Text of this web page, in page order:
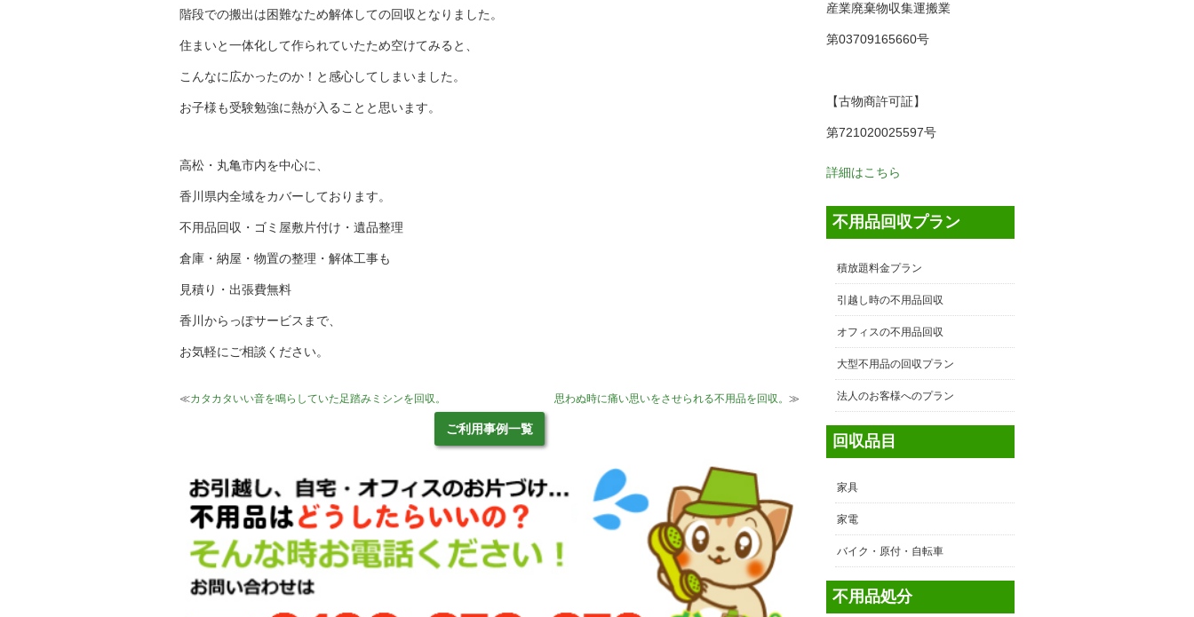
階段での搬出は困難なため解体しての回収となりました。
住まいと一体化して作られていたため空けてみると、
こんなに広かったのか！と感心してしまいました。
お子様も受験勉強に熱が入ることと思います。
高松・丸亀市内を中心に、
香川県内全域をカバーしております。
不用品回収・ゴミ屋敷片付け・遺品整理
倉庫・納屋・物置の整理・解体工事も
見積り・出張費無料
香川からっぽサービスまで、
お気軽にご相談ください。
≪カタカタいい音を鳴らしていた足踏みミシンを回収。 思わぬ時に痛い思いをさせられる不用品を回収。 ≫
ご利用事例一覧
産業廃棄物収集運搬業
第03709165660号
【古物商許可証】
第721020025597号
詳細はこちら
不用品回収プラン
積放題料金プラン
引越し時の不用品回収
オフィスの不用品回収
大型不用品の回収プラン
法人のお客様へのプラン
回収品目
家具
家電
バイク・原付・自転車
不用品処分